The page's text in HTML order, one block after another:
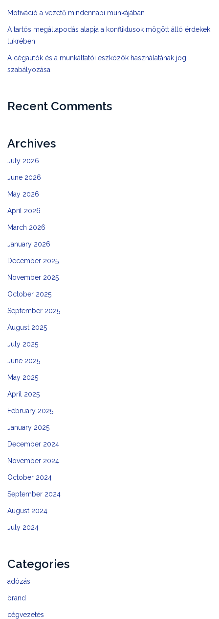
Motiváció a vezető mindennapi munkájában
A tartós megállapodás alapja a konfliktusok mögött álló érdekek
tükrében
A cégautók és a munkáltatói eszközök használatának jogi
szabályozása
Recent Comments
Archives
July 2026
June 2026
May 2026
April 2026
March 2026
January 2026
December 2025
November 2025
October 2025
September 2025
August 2025
July 2025
June 2025
May 2025
April 2025
February 2025
January 2025
December 2024
November 2024
October 2024
September 2024
August 2024
July 2024
Categories
adózás
brand
cégvezetés